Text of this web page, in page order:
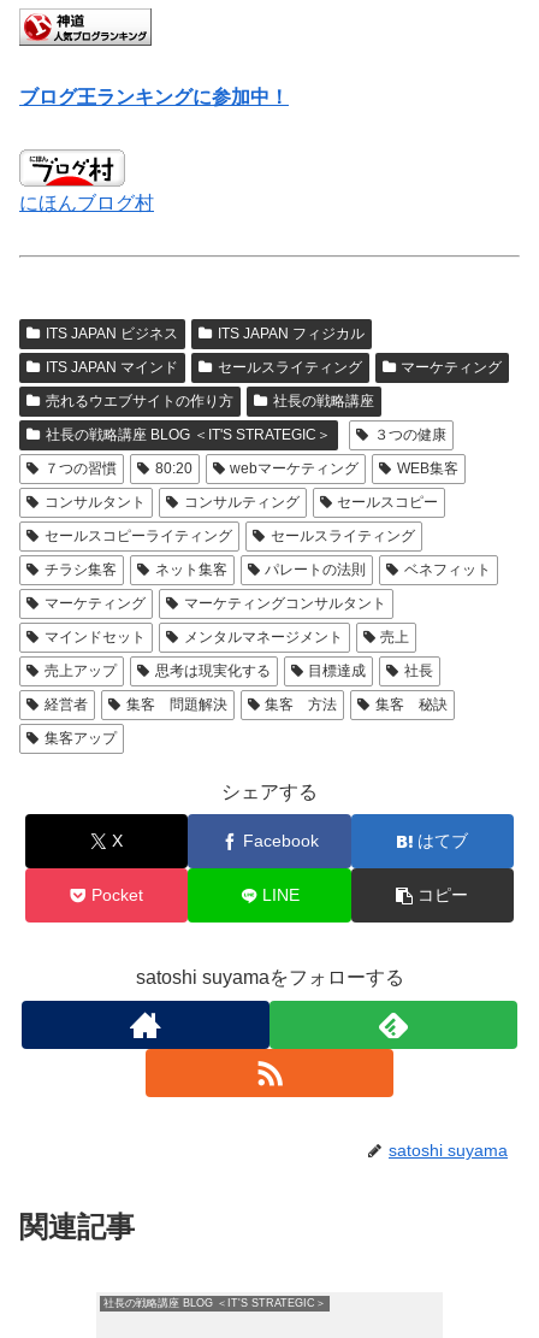
ブログ王ランキングに参加中！
にほんブログ村
ITS JAPAN ビジネス
ITS JAPAN フィジカル
ITS JAPAN マインド
セールスライティング
マーケティング
売れるウエブサイトの作り方
社長の戦略講座
社長の戦略講座 BLOG ＜IT'S STRATEGIC＞
３つの健康
７つの習慣
80:20 webマーケティング
WEB集客
コンサルタント
コンサルティング
セールスコピー
セールスコピーライティング
セールスライティング
チラシ集客
ネット集客 パレートの法則
ベネフィット
マーケティング
マーケティングコンサルタント
マインドセット
メンタルマネージメント
売上
売上アップ
思考は現実化する 目標達成
社長
経営者
集客 問題解決 集客 方法
集客 秘訣
集客アップ
シェアする
X Facebook はてブ
Pocket LINE コピー
satoshi suyamaをフォローする
satoshi suyama
関連記事
社長の戦略講座 BLOG ＜IT'S STRATEGIC＞